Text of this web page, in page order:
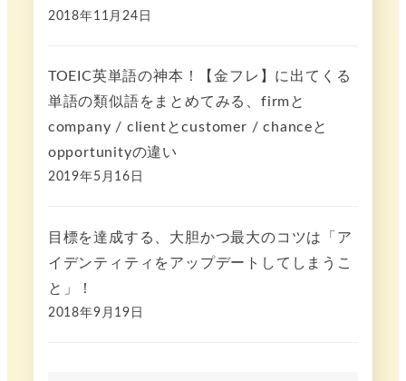
2018年11月24日
TOEIC英単語の神本！【金フレ】に出てくる
単語の類似語をまとめてみる、firmと
company / clientとcustomer / chanceと
opportunityの違い
2019年5月16日
目標を達成する、大胆かつ最大のコツは「ア
イデンティティをアップデートしてしまうこ
と」！
2018年9月19日